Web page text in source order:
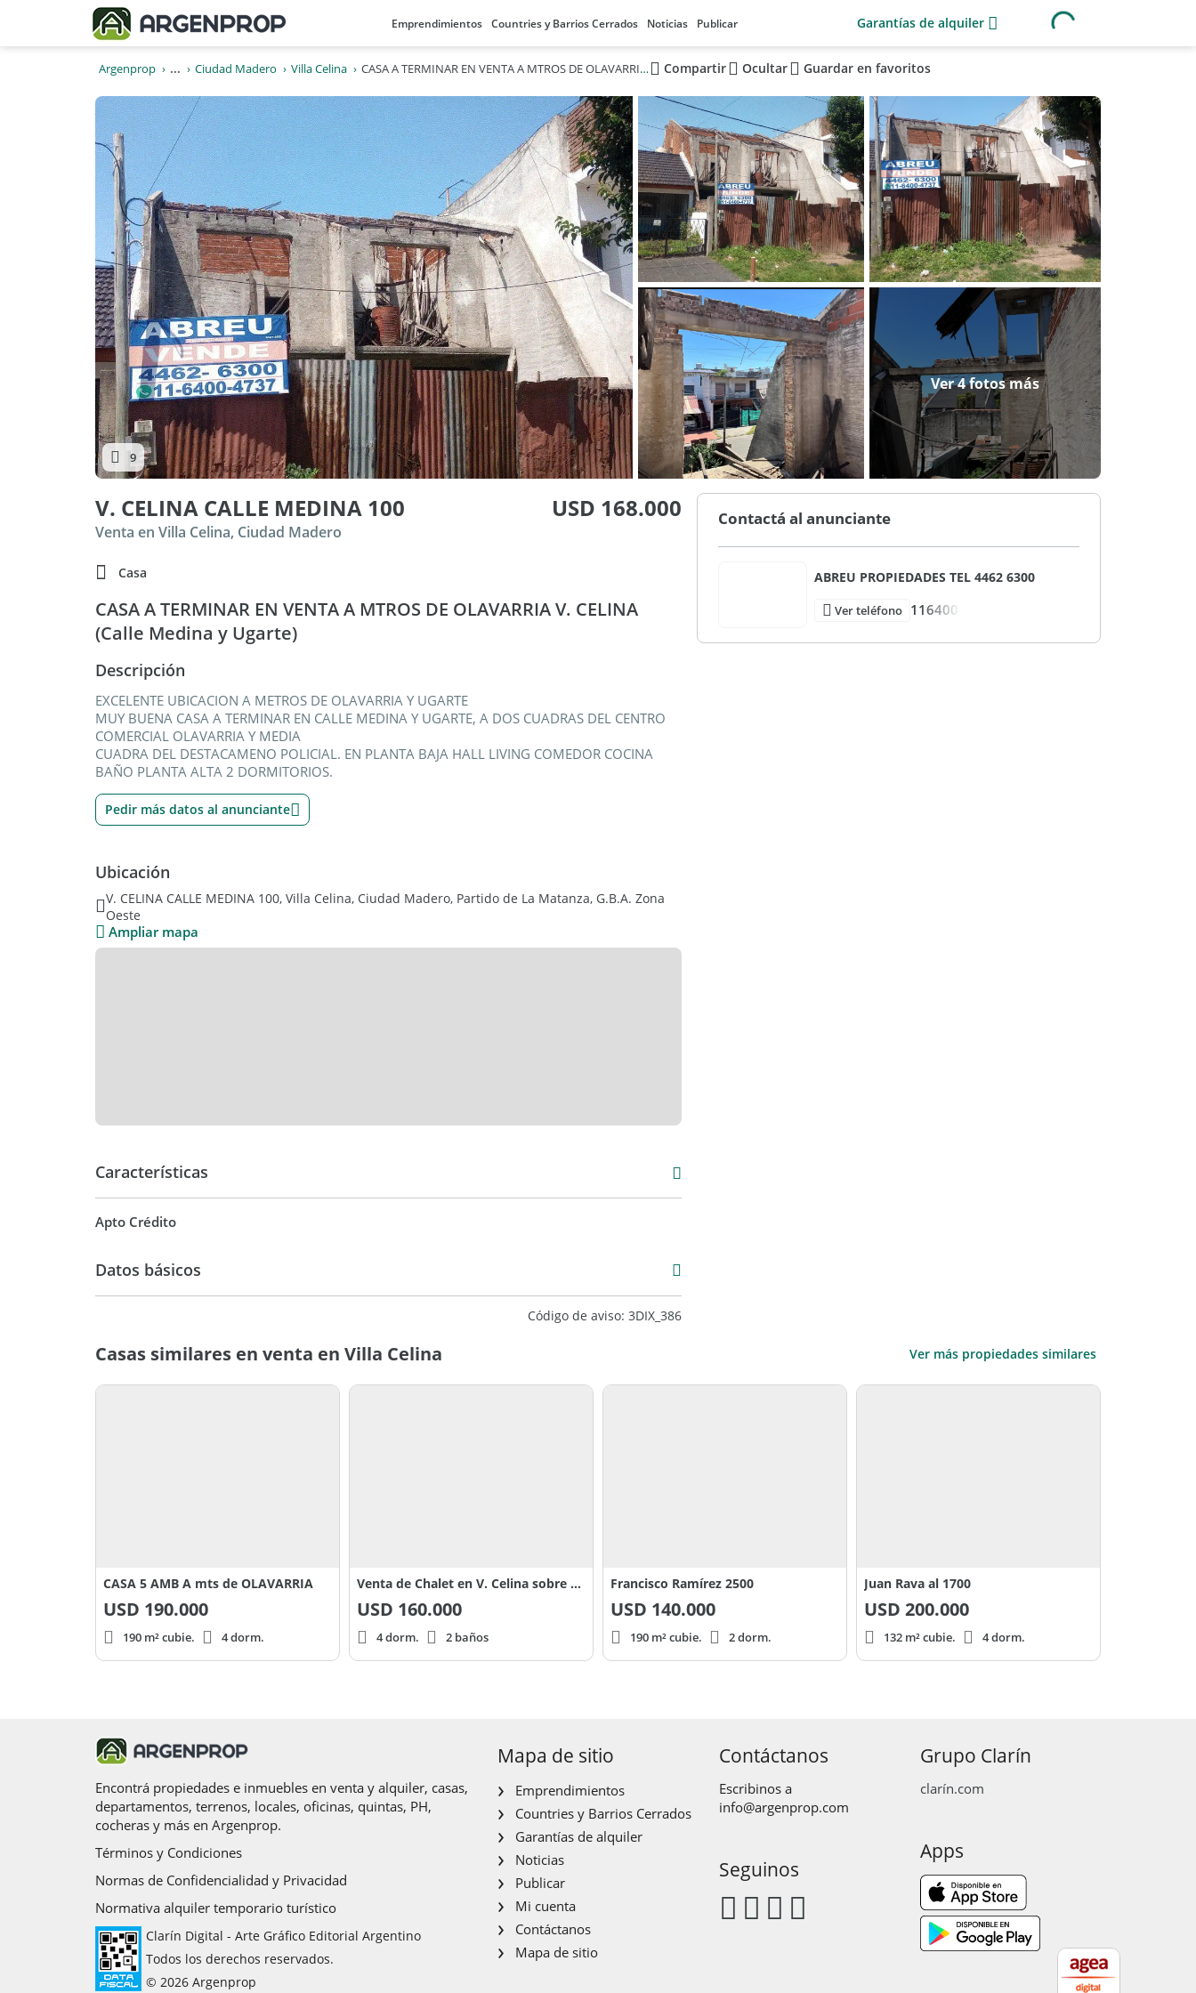
Emprendimientos Countries y Barrios Cerrados Noticias Publicar Garantías de alquiler
Argenprop ... Ciudad Madero Villa Celina CASA A TERMINAR EN VENTA A MTROS DE OLAVARRIA V. CELINA (Calle Medina y Ugarte) Compartir Ocultar Guardar en favoritos
Ver 4 fotos más
9
V. CELINA CALLE MEDINA 100 USD 168.000
Venta en Villa Celina, Ciudad Madero
Casa
CASA A TERMINAR EN VENTA A MTROS DE OLAVARRIA V. CELINA
(Calle Medina y Ugarte)
Descripción
EXCELENTE UBICACION A METROS DE OLAVARRIA Y UGARTE
MUY BUENA CASA A TERMINAR EN CALLE MEDINA Y UGARTE, A DOS CUADRAS DEL CENTRO
COMERCIAL OLAVARRIA Y MEDIA
CUADRA DEL DESTACAMENO POLICIAL. EN PLANTA BAJA HALL LIVING COMEDOR COCINA
BAÑO PLANTA ALTA 2 DORMITORIOS.
Pedir más datos al anunciante
Ubicación
V. CELINA CALLE MEDINA 100, Villa Celina, Ciudad Madero, Partido de La Matanza, G.B.A. Zona
Oeste
Ampliar mapa
Características
Apto Crédito
Datos básicos
Código de aviso: 3DIX_386
Contactá al anunciante
ABREU PROPIEDADES TEL 4462 6300
Ver teléfono 116400-
Casas similares en venta en Villa Celina Ver más propiedades similares
CASA 5 AMB A mts de OLAVARRIA
USD 190.000
190 m² cubie. 4 dorm.
Venta de Chalet en V. Celina sobre calle Pintos 0
USD 160.000
4 dorm. 2 baños
Francisco Ramírez 2500
USD 140.000
190 m² cubie. 2 dorm.
Juan Rava al 1700
USD 200.000
132 m² cubie. 4 dorm.
Encontrá propiedades e inmuebles en venta y alquiler, casas,
departamentos, terrenos, locales, oficinas, quintas, PH,
cocheras y más en Argenprop.
Términos y Condiciones
Normas de Confidencialidad y Privacidad
Normativa alquiler temporario turístico
Clarín Digital - Arte Gráfico Editorial Argentino
Todos los derechos reservados.
© 2026 Argenprop
Mapa de sitio
Emprendimientos
Countries y Barrios Cerrados
Garantías de alquiler
Noticias
Publicar
Mi cuenta
Contáctanos
Mapa de sitio
Contáctanos
Escribinos a
info@argenprop.com
Seguinos
Grupo Clarín
clarín.com
Apps